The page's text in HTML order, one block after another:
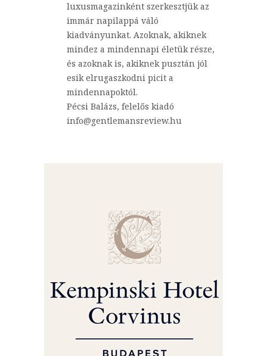
luxusmagazinként szerkesztjük az
immár napilappá váló
kiadványunkat. Azoknak, akiknek
mindez a mindennapi életük része,
és azoknak is, akiknek pusztán jól
esik elrugaszkodni picit a
mindennapoktól.
Pécsi Balázs, felelős kiadó
info@gentlemansreview.hu